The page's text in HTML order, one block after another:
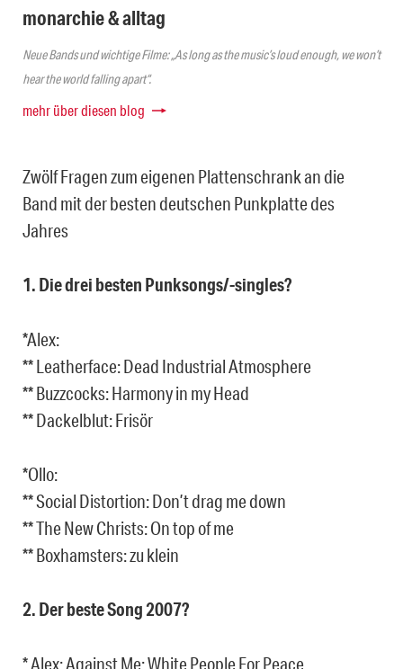
monarchie & alltag
Neue Bands und wichtige Filme: „As long as the music’s loud enough, we won’t
hear the world falling apart“.
mehr über diesen blog
Zwölf Fragen zum eigenen Plattenschrank an die
Band mit der besten deutschen Punkplatte des
Jahres
1. Die drei besten Punksongs/-singles?
*Alex:
** Leatherface: Dead Industrial Atmosphere
** Buzzcocks: Harmony in my Head
** Dackelblut: Frisör
*Ollo:
** Social Distortion: Don’t drag me down
** The New Christs: On top of me
** Boxhamsters: zu klein
2. Der beste Song 2007?
* Alex: Against Me: White People For Peace